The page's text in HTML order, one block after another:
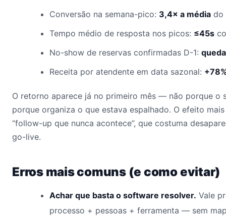
Conversão na semana-pico: 3,4× a média do
Tempo médio de resposta nos picos: ≤45s
No-show de reservas confirmadas D-1:
Receita por atendente em data sazonal:
O retorno aparece já no primeiro mês — não porque o
porque organiza o que estava espalhado. O efeito
“follow-up que nunca acontece”, que costuma
go-live.
Erros mais comuns (e como evitar)
Achar que basta o software resolver. Vale
processo + pessoas + ferramenta — sem